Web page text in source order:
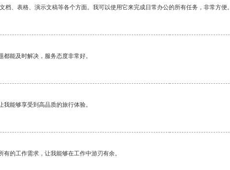
档、表格、演示文稿等各个方面。我可以使用它来完成日常办公的所有任务，非常方便。
能及时解决，服务态度非常好。
能够享受到高品质的旅行体验。
的工作需求，让我能够在工作中游刃有余。